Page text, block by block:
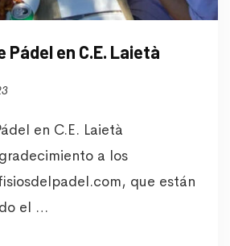
Pádel en C.E. Laietà
en C.E. Laietà
a los
que están
el …